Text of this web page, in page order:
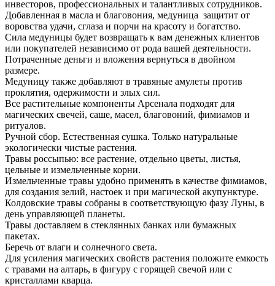
инвесторов, профессиональных и талантливых сотрудников.
Добавленная в масла и благовония, медуница защитит от
воровства удачи, сглаза и порчи на красоту и богатство.
Сила медуницы будет возвращать к вам денежных клиентов
или покупателей независимо от рода вашей деятельности.
Потраченные деньги и вложения вернуться в двойном
размере.
Медуницу также добавляют в травяные амулеты против
проклятия, одержимости и злых сил.
Все растительные компоненты Арсенала подходят для
магических свечей, саше, масел, благовоний, фимиамов и
ритуалов.
Ручной сбор. Естественная сушка. Только натуральные
экологически чистые растения.
Травы россыпью: все растение, отдельно цветы, листья,
цельные и измельченные корни.
Измельченные травы удобно применять в качестве фимиамов,
для создания зелий, настоек и при магической акупунктуре.
Колдовские травы собраны в соответствующую фазу Луны, в
день управляющей планеты.
Травы доставляем в стеклянных банках или бумажных
пакетах.
Беречь от влаги и солнечного света.
Для усиления магических свойств растения положите емкость
с травами на алтарь, в фигуру с горящей свечой или с
кристаллами кварца.